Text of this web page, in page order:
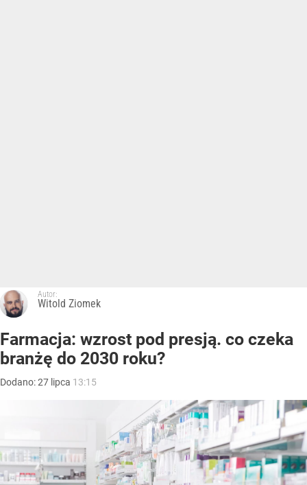
Autor:
Witold Ziomek
Farmacja: wzrost pod presją. co czeka
branżę do 2030 roku?
Dodano:27 lipca 13:15